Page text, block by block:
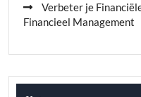
Verbeter je
Financieel Management